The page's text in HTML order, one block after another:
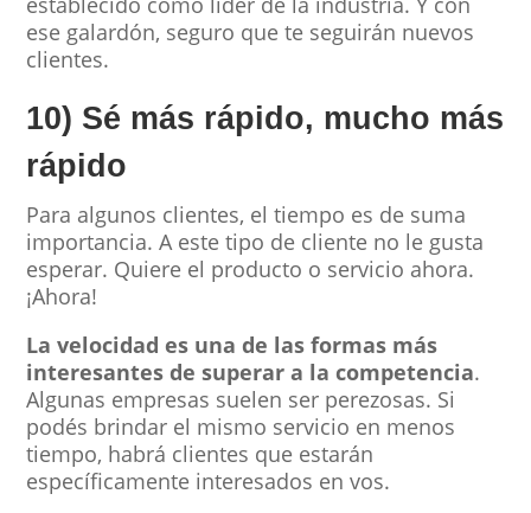
ese galardón, seguro que te seguirán nuevos
clientes.
10) Sé más rápido, mucho más
rápido
Para algunos clientes, el tiempo es de suma
importancia. A este tipo de cliente no le gusta
esperar. Quiere el producto o servicio ahora.
¡Ahora!
La velocidad es una de las formas más
interesantes de superar a la competencia.
Algunas empresas suelen ser perezosas. Si
podés brindar el mismo servicio en menos
tiempo, habrá clientes que estarán
específicamente interesados en vos.